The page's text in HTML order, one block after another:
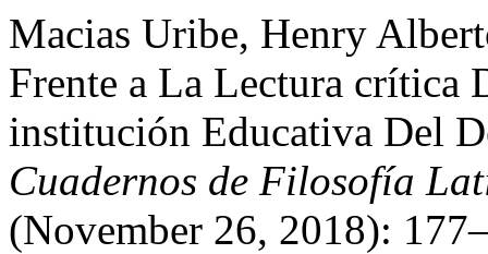
Macias Uribe, Henry
Frente a La Lectura crítica
institución Educativa Del
Cuadernos de Filosofía
(November 26, 2018):